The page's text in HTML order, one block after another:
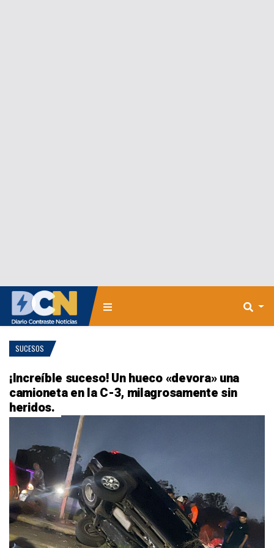
SUCESOS
¡Increíble suceso! Un hueco «devora» una
camioneta en la C-3, milagrosamente sin
heridos.